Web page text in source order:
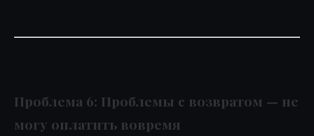
Проблема 6: Проблемы с возвратом — не
могу оплатить вовремя